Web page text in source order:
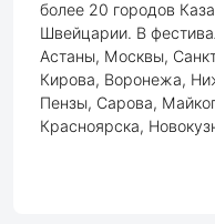
более 20 городов
Швейцарии. В
Астаны, Москвы,
Кирова, Воронежа,
Пензы, Сарова,
Красноярска,